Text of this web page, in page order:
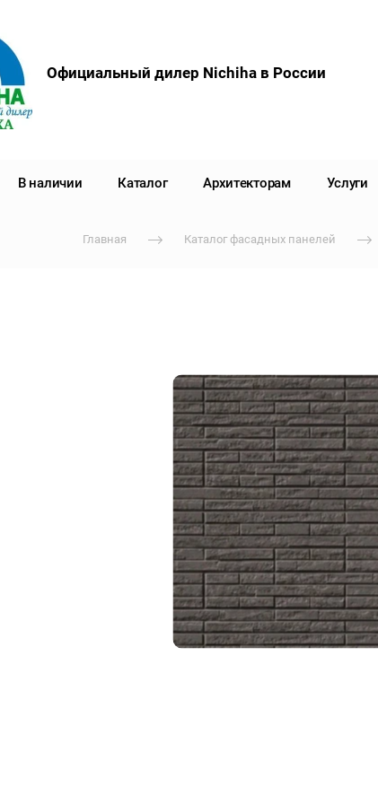
Официальный дилер Nichiha в России
В наличии Каталог Архитекторам Услуги
Главная Каталог фасадных панелей